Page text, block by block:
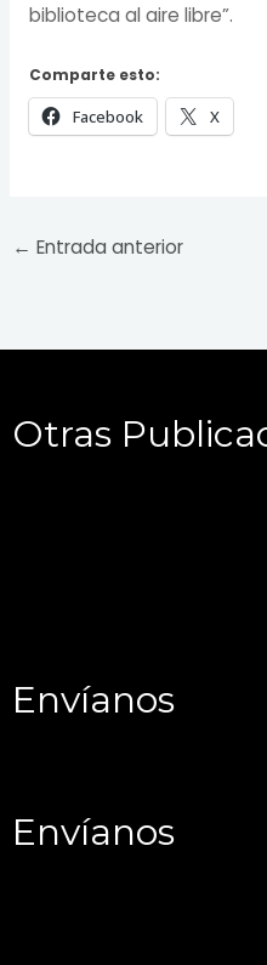
biblioteca al aire libre”.
Comparte esto:
Facebook X
← Entrada anterior
Otras
Envíanos
Envíanos